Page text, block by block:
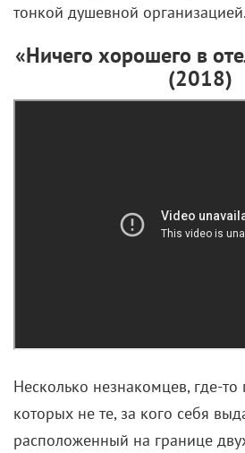
тонкой душевной организацией.
«Ничего хорошего в
(2018)
Несколько незнакомцев, где-то
которых не те, за кого себя
расположенный на границе